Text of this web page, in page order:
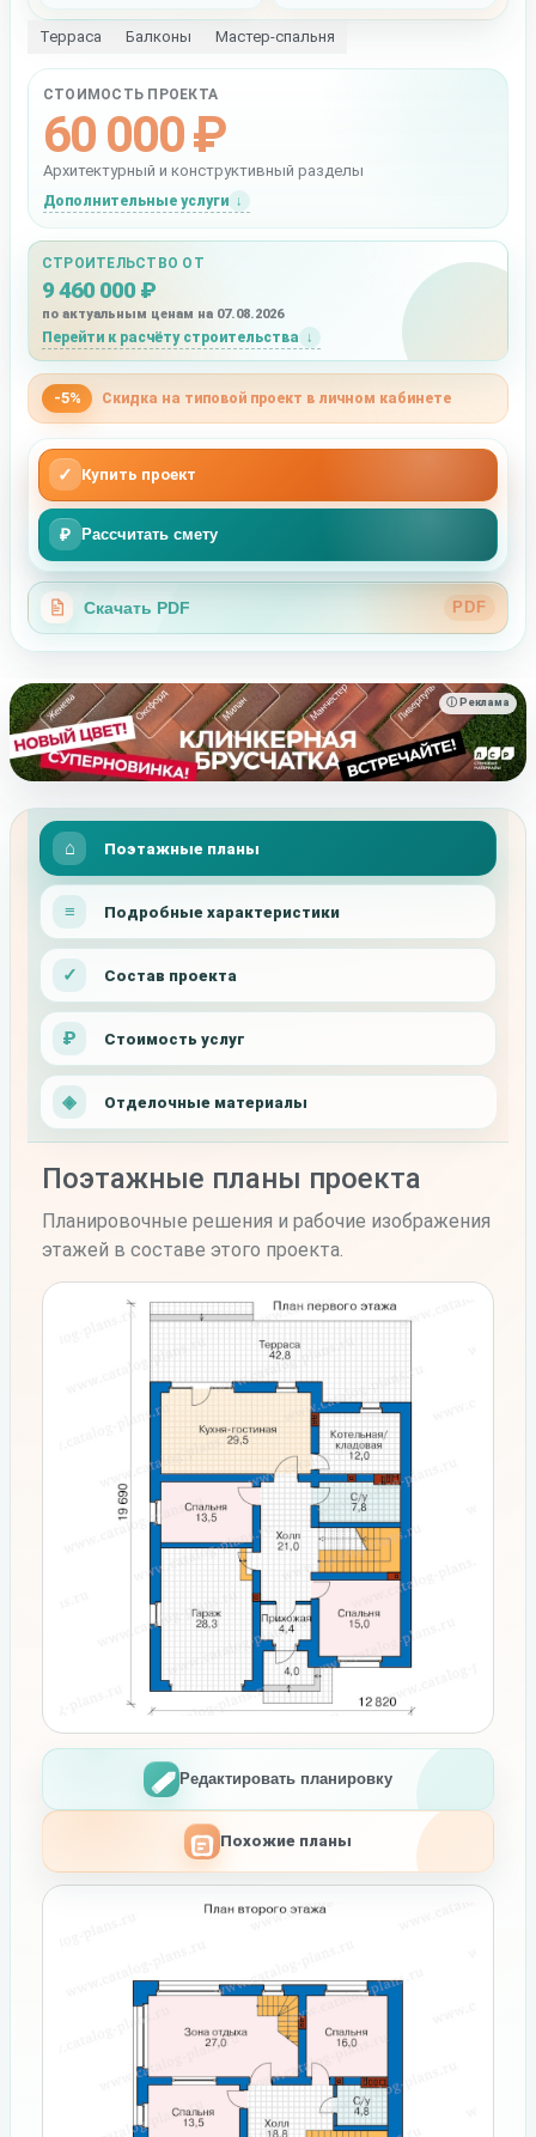
Терраса Балконы Мастер-спальня
СТОИМОСТЬ ПРОЕКТА
60 000 ₽
Архитектурный и конструктивный разделы
Дополнительные услуги
СТРОИТЕЛЬСТВО ОТ
9 460 000 ₽
по актуальным ценам на 07.08.2026
Перейти к расчёту строительства
-5% Скидка на типовой проект в личном кабинете
✓ Купить проект
₽ Рассчитать смету
Скачать PDF PDF
ⓘ Реклама
Поэтажные планы
Подробные характеристики
Состав проекта
Стоимость услуг
Отделочные материалы
Поэтажные планы проекта
Планировочные решения и рабочие изображения
этажей в составе этого проекта.
Редактировать планировку
Похожие планы